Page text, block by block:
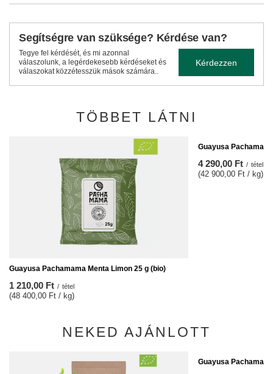
Segítségre van szüksége? Kérdése van?
Tegye fel kérdését, és mi azonnal
válaszolunk, a legérdekesebb kérdéseket és
válaszokat közzétesszük mások számára..
Kérdezzen
TÖBBET LÁTNI
Guayusa Pachamama Menta Limon 25 g (bio)
1 210,00 Ft / tétel
(48 400,00 Ft / kg)
Guayusa
4 290,00 Ft / tétel
(42 900,00 Ft / kg)
NEKED AJÁNLOTT
Guayusa